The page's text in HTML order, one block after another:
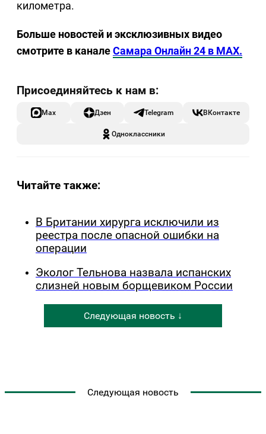
километра.
Больше новостей и эксклюзивных видео
смотрите в каналеСамара Онлайн 24 в MAX.
Max Дзен Telegram ВКонтакте
Одноклассники
Читайте также:
В Британии хирурга исключили из
реестра после опасной ошибки на
операции
Эколог Тельнова назвала испанских
слизней новым борщевиком России
Следующая новость ↓
Следующая новость